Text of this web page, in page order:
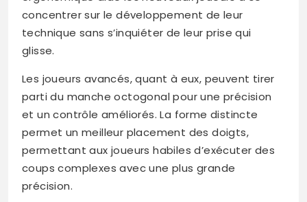
concentrer sur le développement de leur
technique sans s’inquiéter de leur prise qui
glisse.
Les joueurs avancés, quant à eux, peuvent tirer
parti du manche octogonal pour une précision
et un contrôle améliorés. La forme distincte
permet un meilleur placement des doigts,
permettant aux joueurs habiles d’exécuter des
coups complexes avec une plus grande
précision.